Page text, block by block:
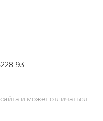
93
и может отличаться